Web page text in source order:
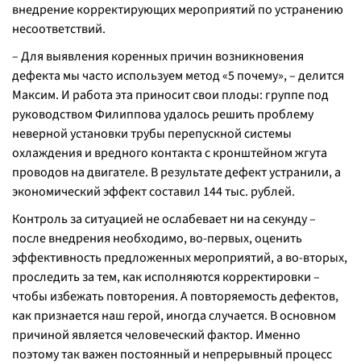
внедрение корректирующих мероприятий по устранению
несоответствий.
– Для выявления коренных причин возникновения
дефекта мы часто используем метод «5 почему», – делится
Максим. И работа эта приносит свои плоды: группе под
руководством Филиппова удалось решить проблему
неверной установки трубы перепускной системы
охлаждения и вредного контакта с кронштейном жгута
проводов на двигателе. В результате дефект устранили, а
экономический эффект составил 144 тыс. рублей.
Контроль за ситуацией не ослабевает ни на секунду –
после внедрения необходимо, во-первых, оценить
эффективность предложенных мероприятий, а во-вторых,
проследить за тем, как исполняются корректировки –
чтобы избежать повторения. А повторяемость дефектов,
как признается наш герой, иногда случается. В основном
причиной является человеческий фактор. Именно
поэтому так важен постоянный и непрерывный процесс